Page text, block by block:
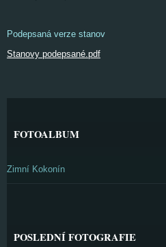
Podepsaná verze stanov
Stanovy podepsané.pdf
FOTOALBUM
Zimní Kokonín
POSLEDNÍ FOTOGRAFIE